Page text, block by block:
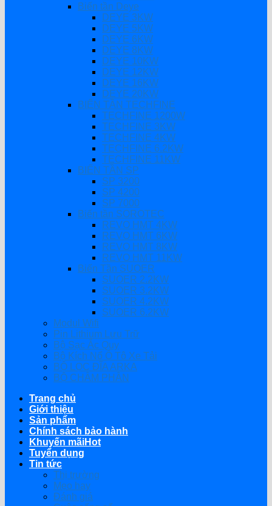
Biến tần Deye
DEYE 3KW
DEYE 5KW
DEYE 6KW
DEYE 8KW
DEYE 10KW
DEYE 12KW
DEYE 16KW
DEYE 20KW
BIẾN TẦN TECHFINE
TECHFINE 1200W
TECHFINE 3KW
TECHFINE 4KW
TECHFINE 6.2KW
TECHFINE 11KW
BIẾN TẦN SP
SP 3200
SP 4200
SP 7000
Biến tần SOROTEC
REVO HMT 4KW
REVO HMT 6KW
REVO HMT 8KW
REVO HMT 11KW
Biến Tần SUOER
SUOER 2.2KW
SUOER 3.2KW
SUOER 4.2KW
SUOER 6.2KW
Modul Wifi
Pin Lithium Lưu Trữ
Bộ Sạc Ắc Quy
Bộ Kích Nổ Ô Tô Xe Tải
BỘ LỌC ĐĨA ARKA
BỘ CHÂM PHÂN
Trang chủ
Giới thiệu
Sản phẩm
Chính sách bảo hành
Khuyến mãi
Tuyển dụng
Tin tức
Thị trường
Mẹo hay
Đánh giá